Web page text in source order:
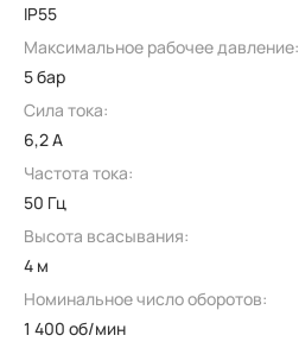
IP55
Максимальное рабочее давление:
5 бар
Сила тока:
6,2 А
Частота тока:
50 Гц
Высота всасывания:
4 м
Номинальное число оборотов:
1 400 об/мин